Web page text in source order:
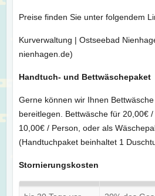
Preise finden Sie unter folgendem
Kurverwaltung | Ostseebad
nienhagen.de)
Handtuch- und Bettwäschepaket
Gerne können wir Ihnen
bereitlegen. Bettwäsche für 20,00€
10,00€ / Person, oder als
(Handtuchpaket beinhaltet 1
Stornierungskosten